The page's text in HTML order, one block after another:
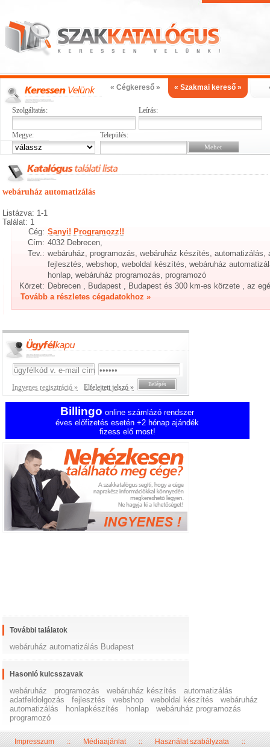
« Cégkereső » « Szakmai kereső »
Szolgáltatás: Leírás:
Megye: Település:
webáruház automatizálás
Listázva: 1-1
Találat: 1
Cég: Sanyi! Programozz!!
Cím: 4032 Debrecen,
Tev.: webáruház, programozás, webáruház készítés, automatizálás,
fejlesztés, webshop, weboldal készítés, webáruház
honlap, webáruház programozás, programozó
Körzet: Debrecen , Budapest , Budapest és 300 km-es körzete , az
Tovább a részletes cégadatokhoz »
Ingyenes regisztráció » Elfelejtett jelszó »
Billingo online számlázó rendszer
éves előfizetés esetén +2 hónap ajándék
fizess elő most!
További találatok
webáruház automatizálás Budapest
Hasonló kulcsszavak
webáruház programozás webáruház készítés
automatizálás
adatfeldolgozás
fejlesztés webshop weboldal készítés
webáruház
automatizálás
honlapkészítés honlap
webáruház programozás
programozó
Impresszum::Médiaajánlat::Használat szabályzata::